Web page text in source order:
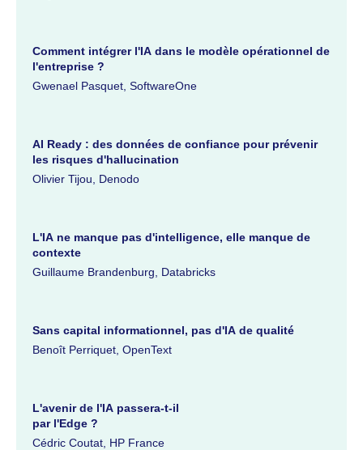
Comment intégrer l'IA dans le modèle opérationnel de
l'entreprise ?
Gwenael Pasquet, SoftwareOne
AI Ready : des données de confiance pour prévenir
les risques d'hallucination
Olivier Tijou, Denodo
L'IA ne manque pas d'intelligence, elle manque de
contexte
Guillaume Brandenburg, Databricks
Sans capital informationnel, pas d'IA de qualité
Benoît Perriquet, OpenText
L'avenir de l'IA passera-t-il
par l'Edge ?
Cédric Coutat, HP France